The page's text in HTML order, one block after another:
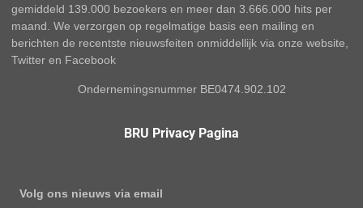
gemiddeld 139.000 bezoekers en meer dan 3.666.000 hits per
maand. We verzorgen op regelmatige basis een mailing en
berichten de recentste nieuwsfeiten onmiddellijk via onze website,
Twitter en Facebook
Ondernemingsnummer BE0474.902.102
BRU Privacy Pagina
Volg ons nieuws via email